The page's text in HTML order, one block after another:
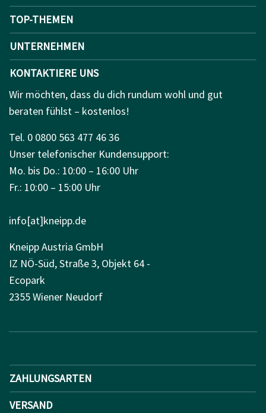
TOP-THEMEN
UNTERNEHMEN
KONTAKTIERE UNS
Wir möchten, dass du dich rundum wohl und gut
beraten fühlst – kostenlos!
Tel. 0 0800 563 477 46 36
Unser telefonischer Kundensupport:
Mo. bis Do.: 10:00 – 16:00 Uhr
Fr.: 10:00 – 15:00 Uhr
info[at]kneipp.de
Kneipp Austria GmbH
IZ NÖ-Süd, Straße 3, Objekt 64 -
Ecopark
2355 Wiener Neudorf
ZAHLUNGSARTEN
VERSAND